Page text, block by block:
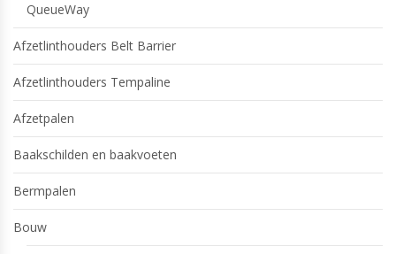
QueueWay
Afzetlinthouders Belt Barrier
Afzetlinthouders Tempaline
Afzetpalen
Baakschilden en baakvoeten
Bermpalen
Bouw